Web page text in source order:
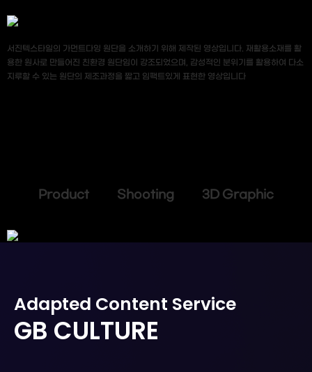
서진텍스타일의 가먼트다잉 원단을 소개하기 위해 제작된 영상입니다. 재활용소재를 활
용한 원사로 만들어진 친환경 원단임이 강조되었으며, 감성적인 분위기를 활용하여 다소
지루할 수 있는 원단의 제조과정을 짧고 임팩트있게 표현한 영상입니다
Product Shooting 3D Graphic
Adapted Content Service
GB CULTURE